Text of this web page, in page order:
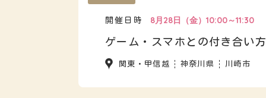
開催日時
8月28日（金）10:00～11:30
ゲーム・スマホとの付き合い方
関東・甲信越 神奈川県 川崎市